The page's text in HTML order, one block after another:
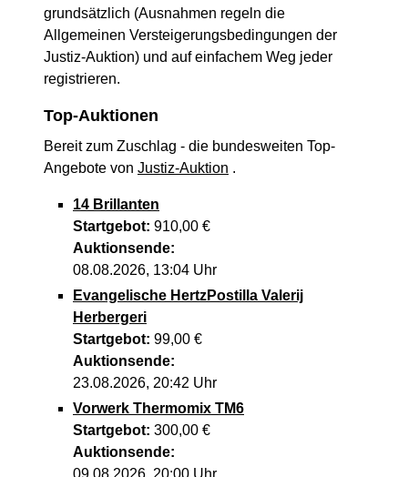
grundsätzlich (Ausnahmen regeln die
Allgemeinen Versteigerungsbedingungen der
Justiz-Auktion) und auf einfachem Weg jeder
registrieren.
Top-Auktionen
Bereit zum Zuschlag - die bundesweiten Top-
Angebote von Justiz-Auktion .
14 Brillanten
Startgebot: 910,00 €
Auktionsende:
08.08.2026, 13:04 Uhr
Evangelische HertzPostilla Valerij
Herbergeri
Startgebot: 99,00 €
Auktionsende:
23.08.2026, 20:42 Uhr
Vorwerk Thermomix TM6
Startgebot: 300,00 €
Auktionsende:
09.08.2026, 20:00 Uhr